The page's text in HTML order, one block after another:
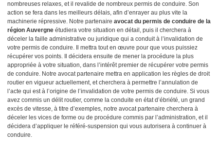
nombreuses relaxes, et il revalide de nombreux permis de conduire. Son
action se fera dans les meilleurs délais, afin d’enrayer au plus vite la
machinerie répressive. Notre partenaire avocat du permis de conduire de la
région Auvergne étudiera votre situation en détail, puis il cherchera à
déceler la faille administrative ou juridique qui a conduit à l’invalidation de
votre permis de conduire. Il mettra tout en œuvre pour que vous puissiez
récupérer vos points. Il décidera ensuite de mener la procédure la plus
appropriée à votre situation, dans l’intérêt premier de récupérer votre permis
de conduire. Notre avocat partenaire mettra en application les règles de droit
routier en vigueur actuellement, et cherchera à permettre l’annulation de
l’acte qui est à l’origine de l’invalidation de votre permis de conduire. Si vous
avez commis un délit routier, comme la conduite en état d’ébriété, un grand
excès de vitesse, à titre d’exemples, notre avocat partenaire cherchera à
déceler les vices de forme ou de procédure commis par l’administration, et il
décidera d’appliquer le référé-suspension qui vous autorisera à continuer à
conduire.